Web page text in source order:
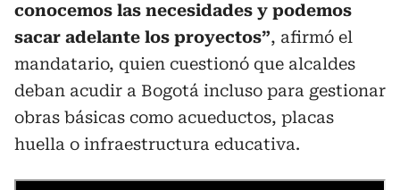
conocemos las necesidades y podemos
sacar adelante los proyectos”, afirmó el
mandatario, quien cuestionó que alcaldes
deban acudir a Bogotá incluso para gestionar
obras básicas como acueductos, placas
huella o infraestructura educativa.